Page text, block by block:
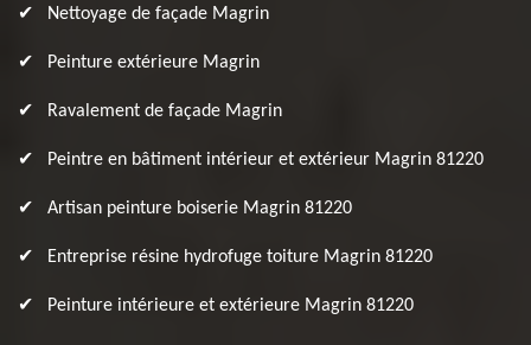
Nettoyage de façade Magrin
Peinture extérieure Magrin
Ravalement de façade Magrin
Peintre en bâtiment intérieur et extérieur Magrin 81220
Artisan peinture boiserie Magrin 81220
Entreprise résine hydrofuge toiture Magrin 81220
Peinture intérieure et extérieure Magrin 81220